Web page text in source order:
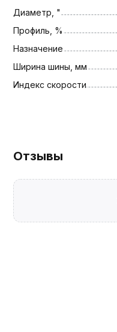
Диаметр, "
Профиль, %
Назначение
Ширина шины, мм
Индекс скорости
Отзывы